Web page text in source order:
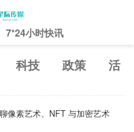
7*24小时快讯
科技 政策
活